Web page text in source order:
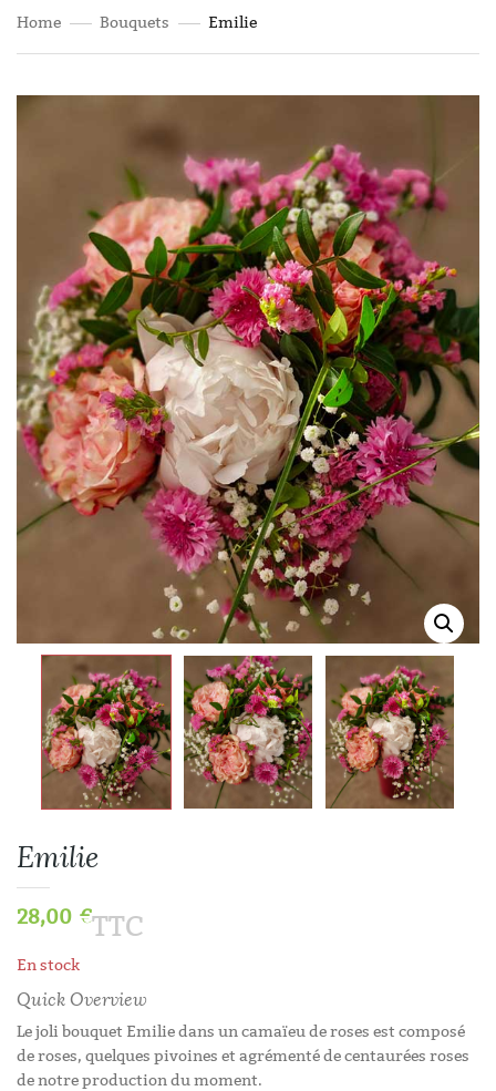
Home Bouquets Emilie
Emilie
28,00 €TTC
En stock
Quick Overview
Le joli bouquet Emilie dans un camaïeu de roses est composé
de roses, quelques pivoines et agrémenté de centaurées roses
de notre production du moment.